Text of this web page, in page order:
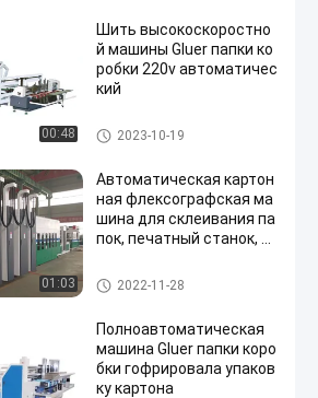
00:48
Шить высокоскоростно
й машины Gluer папки ко
робки 220v автоматичес
кий
машина глуэр папки коробки
2023-10-19
01:03
Автоматическая картон
ная флексографская ма
шина для склеивания па
пок, печатный станок, р
машина глуэр папки коробки
2022-11-28
Полноавтоматическая
машина Gluer папки коро
бки гофрировала упаков
ку картона